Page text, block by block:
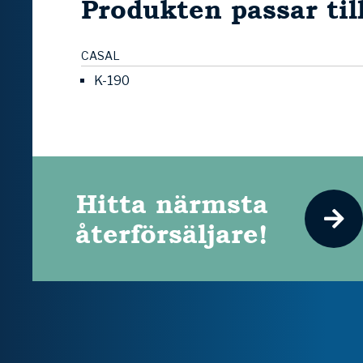
Produkten passar
CASAL
K-190
Hitta närmsta
återförsäljare!